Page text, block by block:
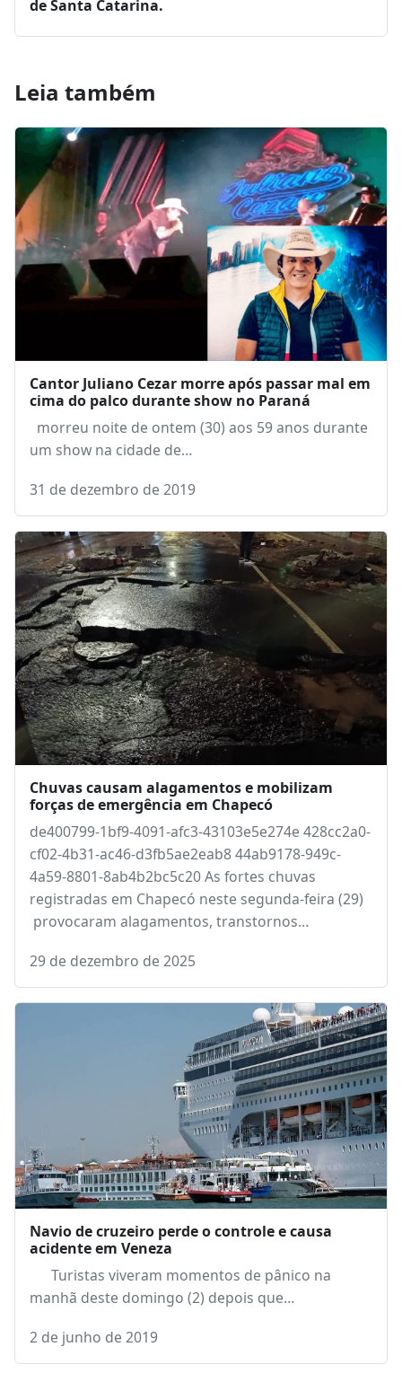
de Santa Catarina.
Leia também
Cantor Juliano Cezar morre após passar mal em
cima do palco durante show no Paraná
morreu noite de ontem (30) aos 59 anos durante
um show na cidade de…
31 de dezembro de 2019
Chuvas causam alagamentos e mobilizam
forças de emergência em Chapecó
de400799-1bf9-4091-afc3-43103e5e274e 428cc2a0-
cf02-4b31-ac46-d3fb5ae2eab8 44ab9178-949c-
4a59-8801-8ab4b2bc5c20 As fortes chuvas
registradas em Chapecó neste segunda-feira (29)
provocaram alagamentos, transtornos…
29 de dezembro de 2025
Navio de cruzeiro perde o controle e causa
acidente em Veneza
Turistas viveram momentos de pânico na
manhã deste domingo (2) depois que…
2 de junho de 2019